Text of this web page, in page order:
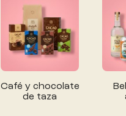
Café y chocolate
de taza